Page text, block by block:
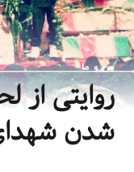
من و ما
روایتی از
شدن